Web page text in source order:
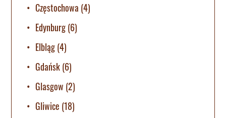
Częstochowa (4)
Edynburg(6)
Elbląg(4)
Gdańsk(6)
Glasgow (2)
Gliwice (18)